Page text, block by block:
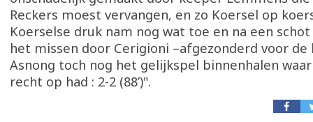
Reckers moest vervangen, en zo Koersel op
Koerselse druk nam nog wat toe en na een
het missen door Cerigioni –afgezonderd voor de
Asnong toch nog het gelijkspel binnenhalen
recht op had : 2-2 (88’)".